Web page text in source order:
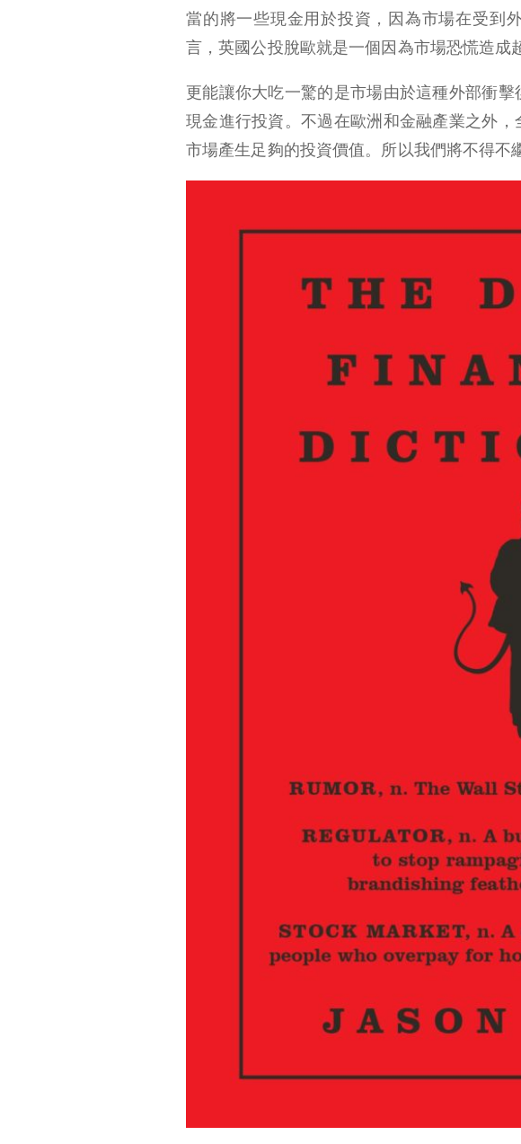
當的將一些現金用於投資，因為市場在受到
言，英國公投脫歐就是一個因為市場恐慌造成
更能讓你大吃一驚的是市場由於這種外部衝
現金進行投資。不過在歐洲和金融產業之外
市場產生足夠的投資價值。所以我們將不得不